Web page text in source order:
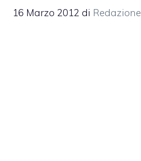
16 Marzo 2012 di Redazione